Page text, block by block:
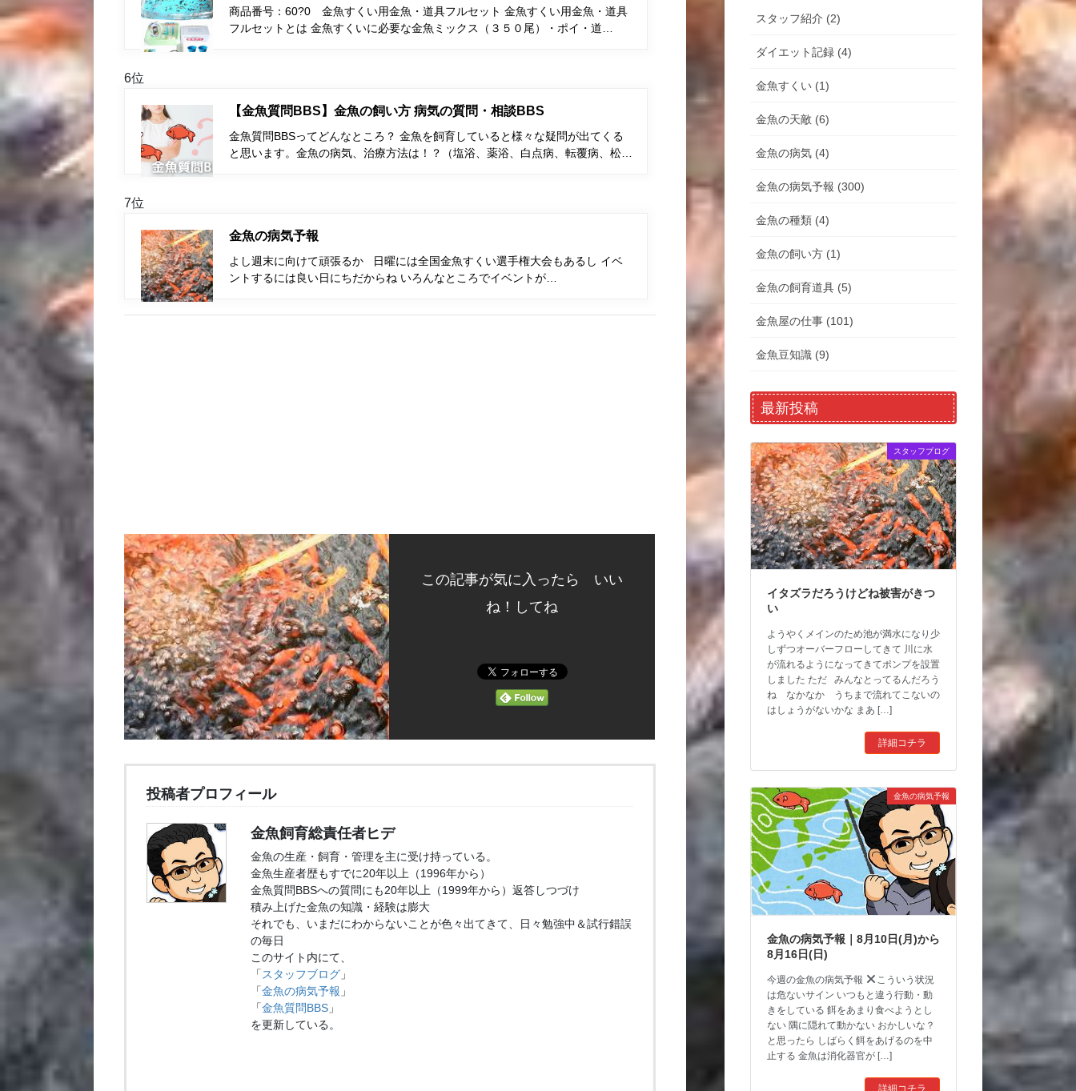
商品番号：60?0 金魚すくい用金魚・道具フルセット 金魚すくい用金魚・道具
フルセットとは 金魚すくいに必要な金魚ミックス（３５０尾）・ポイ・道…
6位
【金魚質問BBS】金魚の飼い方 病気の質問・相談BBS
金魚質問BBSってどんなところ？ 金魚を飼育していると様々な疑問が出てくる
と思います。金魚の病気、治療方法は！？（塩浴、薬浴、白点病、転覆病、松…
7位
金魚の病気予報
よし週末に向けて頑張るか 日曜には全国金魚すくい選手権大会もあるし イベ
ントするには良い日にちだからね いろんなところでイベントが…
この記事が気に入ったら いい
ね！してね
投稿者プロフィール
金魚飼育総責任者ヒデ
金魚の生産・飼育・管理を主に受け持っている。
金魚生産者歴もすでに20年以上（1996年から）
金魚質問BBSへの質問にも20年以上（1999年から）返答しつづけ
積み上げた金魚の知識・経験は膨大
それでも、いまだにわからないことが色々出てきて、日々勉強中＆試行錯誤
の毎日
このサイト内にて、
「 スタッフブログ 」
「金魚の病気予報 」
「金魚質問BBS 」
を更新している。
スタッフ紹介 (2)
ダイエット記録 (4)
金魚すくい (1)
金魚の天敵 (6)
金魚の病気 (4)
金魚の病気予報 (300)
金魚の種類 (4)
金魚の飼い方 (1)
金魚の飼育道具 (5)
金魚屋の仕事 (101)
金魚豆知識 (9)
最新投稿
スタッフブログ
イタズラだろうけどね被害がきつ
い
ようやくメインのため池が満水になり少
しずつオーバーフローしてきて 川に水
が流れるようになってきてポンプを設置
しました ただ みんなとってるんだろう
ね なかなか うちまで流れてこないの
はしょうがないかな まあ […]
詳細コチラ
金魚の病気予報
金魚の病気予報｜8月10日(月)から
8月16日(日)
今週の金魚の病気予報
こういう状況
は危ないサイン いつもと違う行動・動
きをしている 餌をあまり食べようとし
ない 隅に隠れて動かない おかしいな？
と思ったら しばらく餌をあげるのを中
止する 金魚は消化器官が […]
詳細コチラ